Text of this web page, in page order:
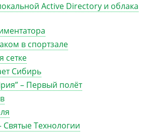
Active Directory и облака
в спортзале
сетке
Сибирь
– Первый полёт
Святые Технологии